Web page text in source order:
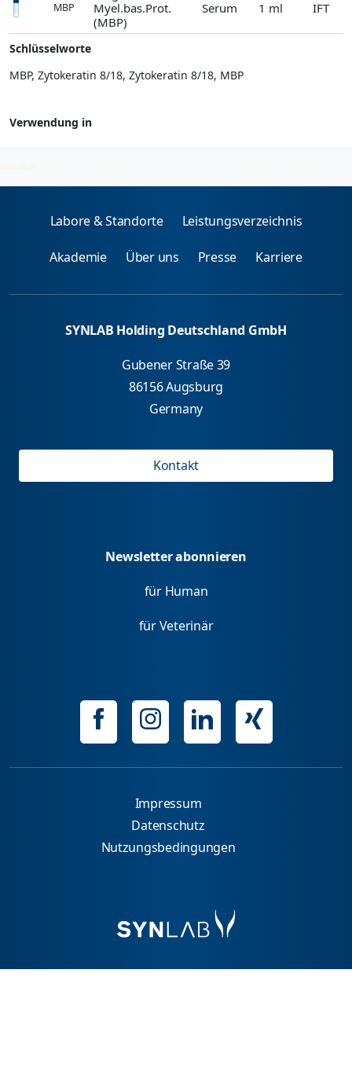
MBP
Myel.bas.Prot.
(MBP)
Serum 1 ml IFT
Schlüsselworte
MBP, Zytokeratin 8/18, Zytokeratin 8/18, MBP
Verwendung in
2026-08-08
Labore & Standorte Leistungsverzeichnis
Akademie Über uns Presse Karriere
SYNLAB Holding Deutschland GmbH
Gubener Straße 39
86156 Augsburg
Germany
Kontakt
Newsletter abonnieren
für Human
für Veterinär
Impressum
Datenschutz
Nutzungsbedingungen